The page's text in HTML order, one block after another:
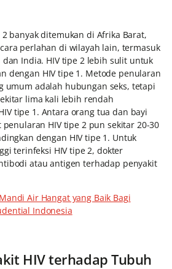
banyak ditemukan di Afrika Barat,
perlahan di wilayah lain, termasuk
dan India. HIV tipe 2 lebih sulit untuk
dengan HIV tipe 1. Metode penularan
umum adalah hubungan seks, tetapi
lima kali lebih rendah
tipe 1. Antara orang tua dan bayi
HIV tipe 2 pun sekitar 20-30
dengan HIV tipe 1. Untuk
terinfeksi HIV tipe 2, dokter
atau antigen terhadap penyakit
Air Hangat yang Baik Bagi
Indonesia
HIV terhadap Tubuh